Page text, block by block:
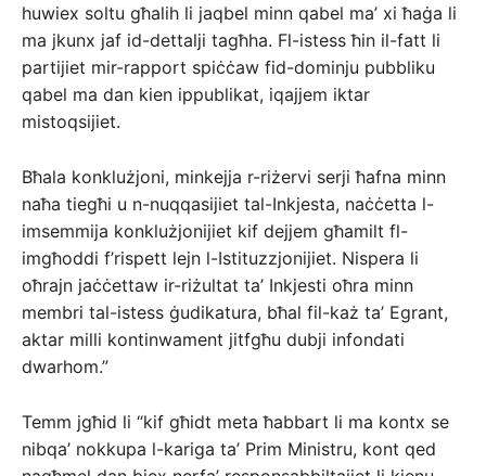
huwiex soltu għalih li jaqbel minn qabel ma’ xi ħaġa li
ma jkunx jaf id-dettalji tagħha. Fl-istess ħin il-fatt li
partijiet mir-rapport spiċċaw fid-dominju pubbliku
qabel ma dan kien ippublikat, iqajjem iktar
mistoqsijiet.
Bħala konklużjoni, min­kejja r-riżervi serji ħafna minn
naħa tiegħi u n-nuqqasijiet tal-Inkjesta, naċċetta l-
imsemmija konklużjonijiet kif dejjem għamilt fl-
imgħoddi f’rispett lejn l-Istituzzjonijiet. Nispera li
oħrajn jaċċettaw ir-riżultat ta’ Inkjesti oħra minn
membri tal-istess ġudikatura, bħal fil-każ ta’ Egrant,
aktar milli kontinwament jitfgħu dubji infondati
dwarhom.”
Temm jgħid li “kif għidt meta ħabbart li ma kontx se
nibqa’ nokkupa l-kariga ta’ Prim Ministru, kont qed